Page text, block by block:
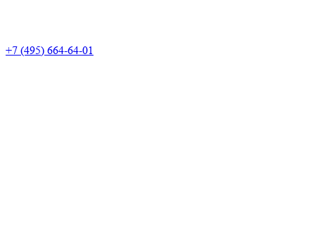
+7 (495) 664-64-01